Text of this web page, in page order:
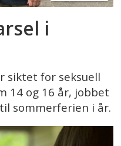
i
siktet for seksuell
14 og 16 år, jobbet
sommerferien i år.